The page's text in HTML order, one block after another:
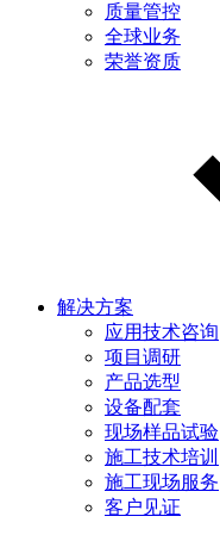
质量管控
全球业务
荣誉资质
解决方案
应用技术咨询
项目调研
产品选型
设备配套
现场样品试验
施工技术培训
施工现场服务
客户见证